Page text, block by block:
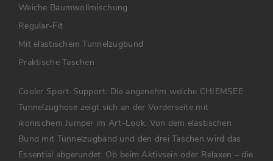
Weiche Baumwollmischung
Regular-Fit
Mit elastischem Tunnelzugbund
Praktische Taschen
Cooler Sport-Support: Die angenehm weiche CHIEMSEE
Tunnelzughose zeigt sich an der Vorderseite mit
ikonischem Jumper im Art-Look. Von dem elastischen
Bund mit Tunnelzugband und den drei Taschen wird das
Essential abgerundet. Ob beim Aktivsein oder Relaxen – die